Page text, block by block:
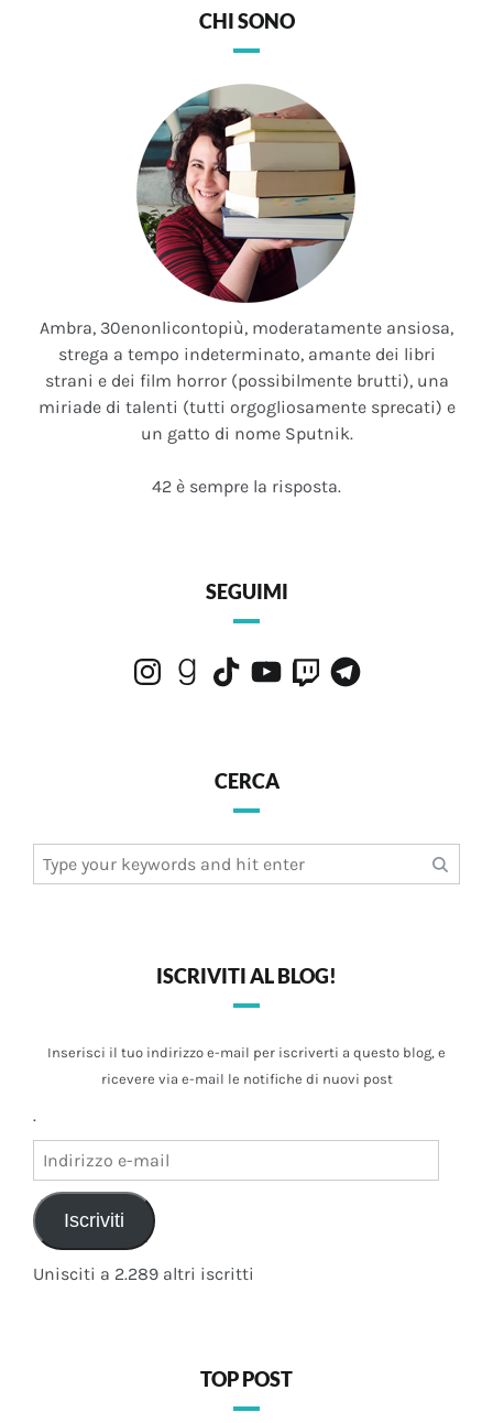
CHI SONO
Ambra, 30enonlicontopiù, moderatamente ansiosa,
strega a tempo indeterminato, amante dei libri
strani e dei film horror (possibilmente brutti), una
miriade di talenti (tutti orgogliosamente sprecati) e
un gatto di nome Sputnik.
42 è sempre la risposta.
SEGUIMI
InstagramGoodreads
TikTokYouTubeTwitchTelegram
CERCA
for:
ISCRIVITI AL BLOG!
Inserisci il tuo indirizzo e-mail per iscriverti a questo blog, e
ricevere via e-mail le notifiche di nuovi post
.
mail
Iscriviti
Unisciti a 2.289 altri iscritti
TOP POST